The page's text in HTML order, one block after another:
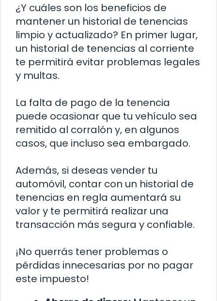
¿Y cuáles son los beneficios de
mantener un historial de tenencias
limpio y actualizado? En primer lugar,
un historial de tenencias al corriente
te permitirá evitar problemas legales
y multas.
La falta de pago de la tenencia
puede ocasionar que tu vehículo sea
remitido al corralón y, en algunos
casos, que incluso sea embargado.
Además, si deseas vender tu
automóvil, contar con un historial de
tenencias en regla aumentará su
valor y te permitirá realizar una
transacción más segura y confiable.
¡No querrás tener problemas o
pérdidas innecesarias por no pagar
este impuesto!